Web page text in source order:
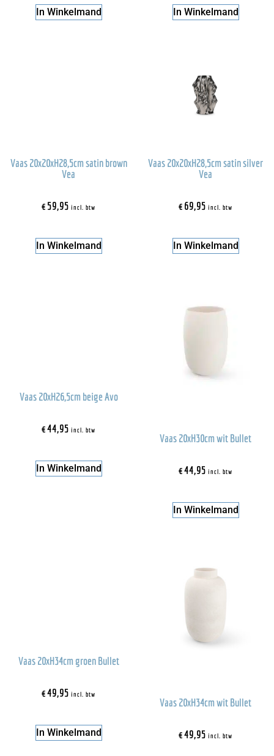
In Winkelmand In Winkelmand
Vaas 20x20xH28,5cm satin brown
Vea
€59,95 incl. btw
In Winkelmand
Vaas 20x20xH28,5cm satin silver
Vea
€69,95 incl. btw
In Winkelmand
Vaas 20xH26,5cm beige Avo
€44,95 incl. btw
In Winkelmand
Vaas 20xH30cm wit Bullet
€44,95 incl. btw
In Winkelmand
Vaas 20xH34cm groen Bullet
€49,95 incl. btw
In Winkelmand
Vaas 20xH34cm wit Bullet
€49,95 incl. btw